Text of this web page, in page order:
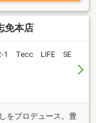
免本店
2-1 Tecc LIFE SE
をプロデュース。豊